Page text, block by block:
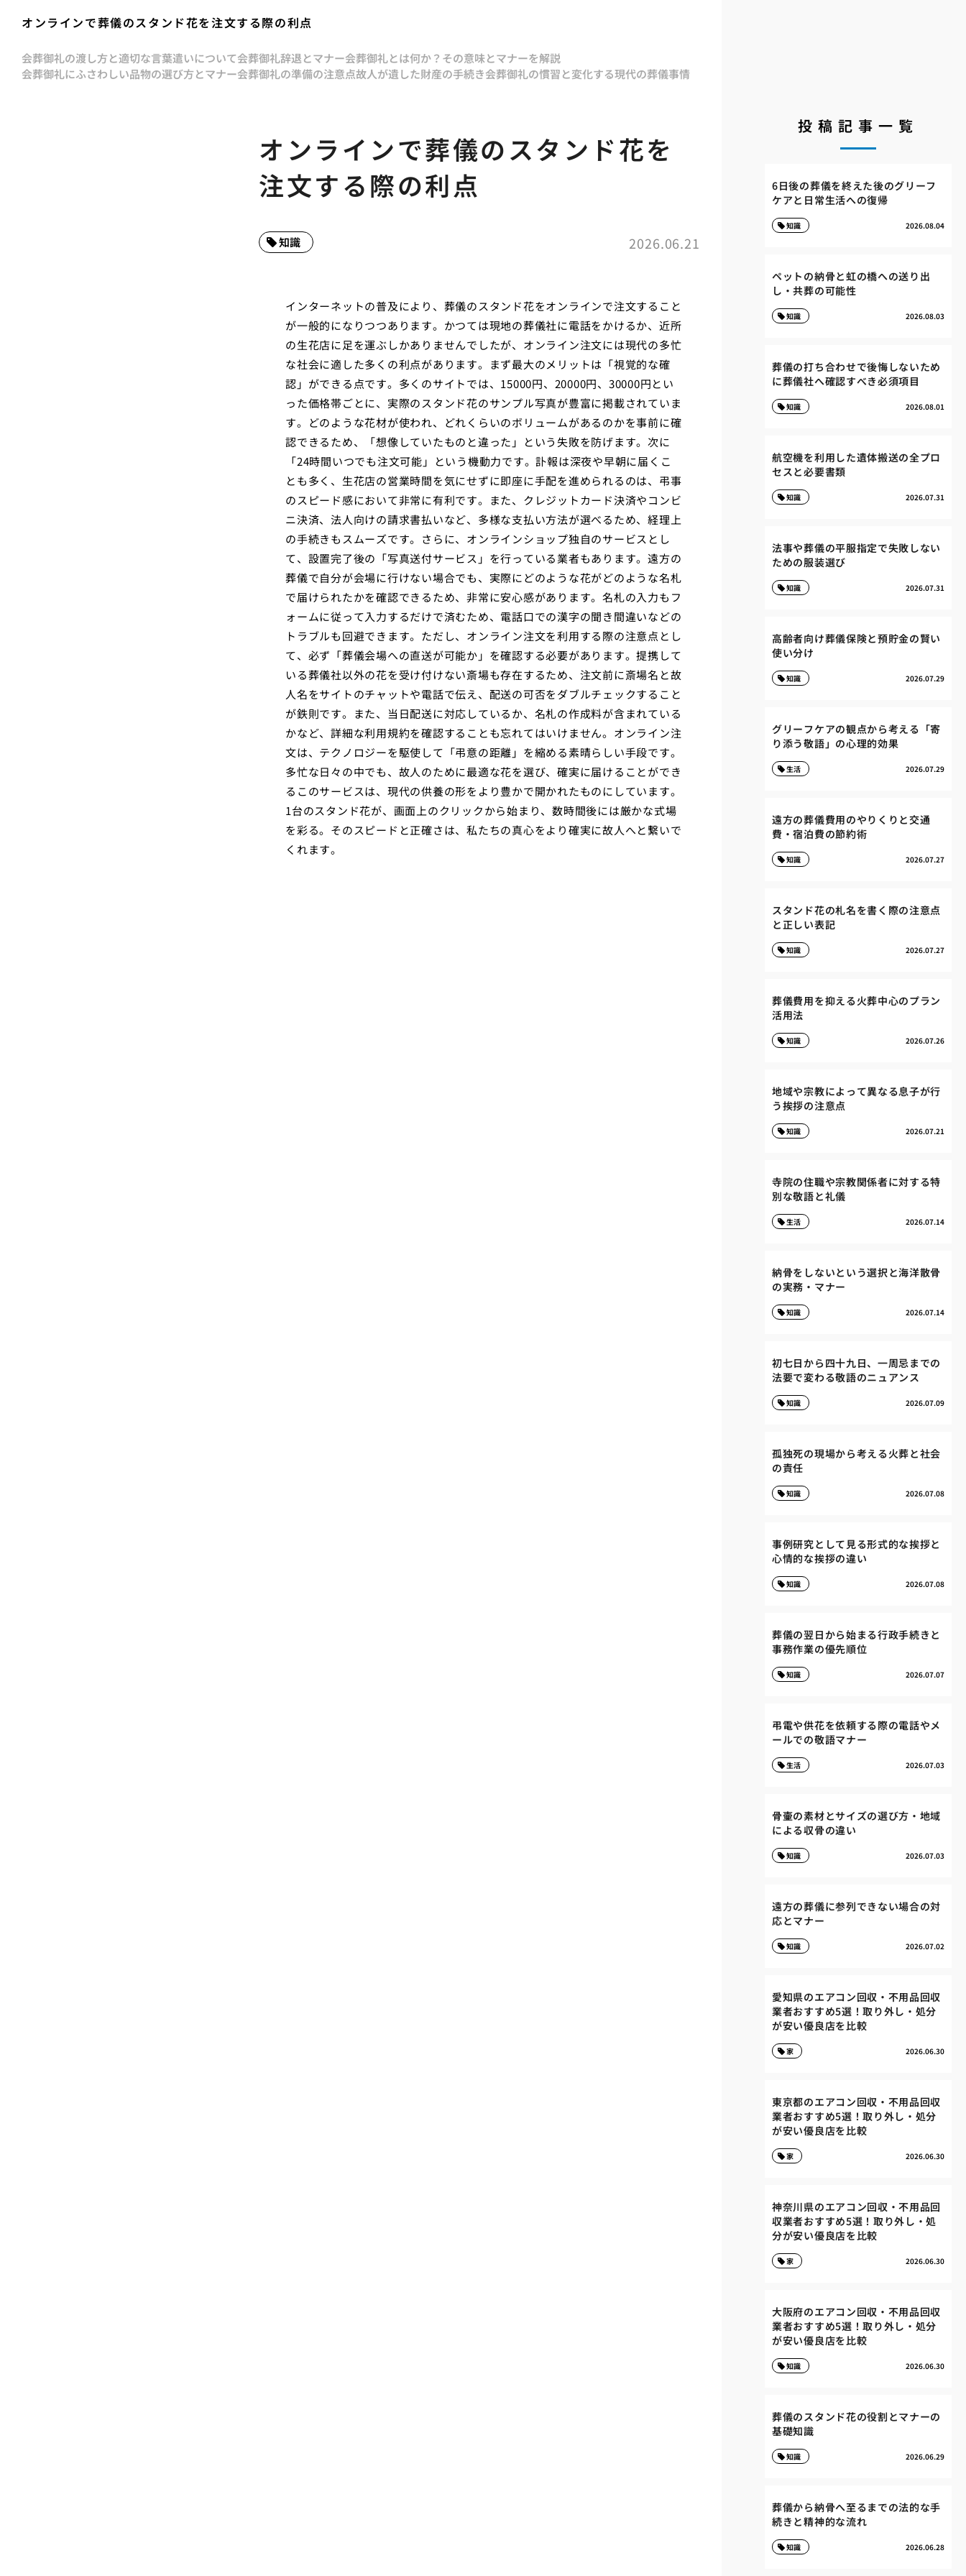
オンラインで葬儀のスタンド花を注文する際の利点
会葬御礼の渡し方と適切な言葉遣いについて会葬御礼辞退とマナー会葬御礼とは何か？その意味とマナーを解説
会葬御礼にふさわしい品物の選び方とマナー会葬御礼の準備の注意点故人が遺した財産の手続き会葬御礼の慣習と変化する現代の葬儀事情
オンラインで葬儀のスタンド花を
注文する際の利点
2026.06.21
知識
インターネットの普及により、葬儀のスタンド花をオンラインで注文すること
が一般的になりつつあります。かつては現地の葬儀社に電話をかけるか、近所
の生花店に足を運ぶしかありませんでしたが、オンライン注文には現代の多忙
な社会に適した多くの利点があります。まず最大のメリットは「視覚的な確
認」ができる点です。多くのサイトでは、15000円、20000円、30000円とい
った価格帯ごとに、実際のスタンド花のサンプル写真が豊富に掲載されていま
す。どのような花材が使われ、どれくらいのボリュームがあるのかを事前に確
認できるため、「想像していたものと違った」という失敗を防げます。次に
「24時間いつでも注文可能」という機動力です。訃報は深夜や早朝に届くこ
とも多く、生花店の営業時間を気にせずに即座に手配を進められるのは、弔事
のスピード感において非常に有利です。また、クレジットカード決済やコンビ
ニ決済、法人向けの請求書払いなど、多様な支払い方法が選べるため、経理上
の手続きもスムーズです。さらに、オンラインショップ独自のサービスとし
て、設置完了後の「写真送付サービス」を行っている業者もあります。遠方の
葬儀で自分が会場に行けない場合でも、実際にどのような花がどのような名札
で届けられたかを確認できるため、非常に安心感があります。名札の入力もフ
ォームに従って入力するだけで済むため、電話口での漢字の聞き間違いなどの
トラブルも回避できます。ただし、オンライン注文を利用する際の注意点とし
て、必ず「葬儀会場への直送が可能か」を確認する必要があります。提携して
いる葬儀社以外の花を受け付けない斎場も存在するため、注文前に斎場名と故
人名をサイトのチャットや電話で伝え、配送の可否をダブルチェックすること
が鉄則です。また、当日配送に対応しているか、名札の作成料が含まれている
かなど、詳細な利用規約を確認することも忘れてはいけません。オンライン注
文は、テクノロジーを駆使して「弔意の距離」を縮める素晴らしい手段です。
多忙な日々の中でも、故人のために最適な花を選び、確実に届けることができ
るこのサービスは、現代の供養の形をより豊かで開かれたものにしています。
1台のスタンド花が、画面上のクリックから始まり、数時間後には厳かな式場
を彩る。そのスピードと正確さは、私たちの真心をより確実に故人へと繋いで
くれます。
投稿記事一覧
6日後の葬儀を終えた後のグリーフ
ケアと日常生活への復帰
2026.08.04
知識
ペットの納骨と虹の橋への送り出
し・共葬の可能性
2026.08.03
知識
葬儀の打ち合わせで後悔しないため
に葬儀社へ確認すべき必須項目
2026.08.01
知識
航空機を利用した遺体搬送の全プロ
セスと必要書類
2026.07.31
知識
法事や葬儀の平服指定で失敗しない
ための服装選び
2026.07.31
知識
高齢者向け葬儀保険と預貯金の賢い
使い分け
2026.07.29
知識
グリーフケアの観点から考える「寄
り添う敬語」の心理的効果
2026.07.29
生活
遠方の葬儀費用のやりくりと交通
費・宿泊費の節約術
2026.07.27
知識
スタンド花の札名を書く際の注意点
と正しい表記
2026.07.27
知識
葬儀費用を抑える火葬中心のプラン
活用法
2026.07.26
知識
地域や宗教によって異なる息子が行
う挨拶の注意点
2026.07.21
知識
寺院の住職や宗教関係者に対する特
別な敬語と礼儀
2026.07.14
生活
納骨をしないという選択と海洋散骨
の実務・マナー
2026.07.14
知識
初七日から四十九日、一周忌までの
法要で変わる敬語のニュアンス
2026.07.09
知識
孤独死の現場から考える火葬と社会
の責任
2026.07.08
知識
事例研究として見る形式的な挨拶と
心情的な挨拶の違い
2026.07.08
知識
葬儀の翌日から始まる行政手続きと
事務作業の優先順位
2026.07.07
知識
弔電や供花を依頼する際の電話やメ
ールでの敬語マナー
2026.07.03
生活
骨壷の素材とサイズの選び方・地域
による収骨の違い
2026.07.03
知識
遠方の葬儀に参列できない場合の対
応とマナー
2026.07.02
知識
愛知県のエアコン回収・不用品回収
業者おすすめ5選！取り外し・処分
が安い優良店を比較
2026.06.30
家
東京都のエアコン回収・不用品回収
業者おすすめ5選！取り外し・処分
が安い優良店を比較
2026.06.30
家
神奈川県のエアコン回収・不用品回
収業者おすすめ5選！取り外し・処
分が安い優良店を比較
2026.06.30
家
大阪府のエアコン回収・不用品回収
業者おすすめ5選！取り外し・処分
が安い優良店を比較
2026.06.30
知識
葬儀のスタンド花の役割とマナーの
基礎知識
2026.06.29
知識
葬儀から納骨へ至るまでの法的な手
続きと精神的な流れ
2026.06.28
知識